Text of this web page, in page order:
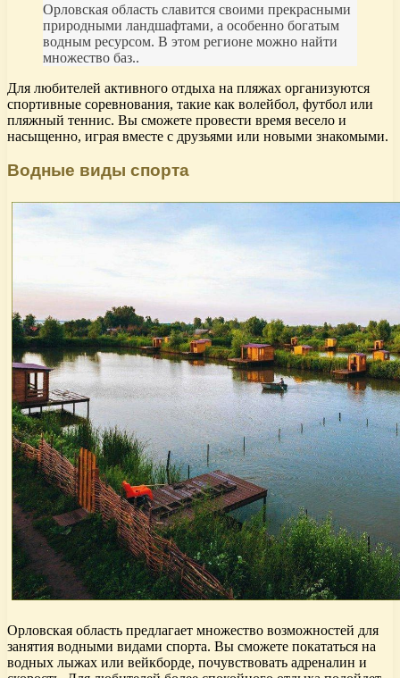
Орловская область славится своими прекрасными
природными ландшафтами, а особенно богатым
водным ресурсом. В этом регионе можно найти
множество баз..
Для любителей активного отдыха на пляжах организуются
спортивные соревнования, такие как волейбол, футбол или
пляжный теннис. Вы сможете провести время весело и
насыщенно, играя вместе с друзьями или новыми знакомыми.
Водные виды спорта
Орловская область предлагает множество возможностей для
занятия водными видами спорта. Вы сможете покататься на
водных лыжах или вейкборде, почувствовать адреналин и